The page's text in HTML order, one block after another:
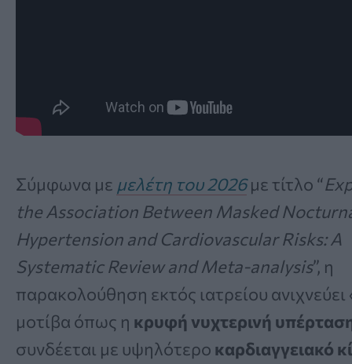
Σύμφωνα με μελέτη του 2026με τίτλο “
the Association Between Masked
Hypertension and Cardiovascular Risks: A
Systematic Review and Meta-analysis”, η
παρακολούθηση εκτός ιατρείου
μοτίβα όπως η κρυφή νυχτερινή
συνδέεται με υψηλότερο καρδιαγγειακό